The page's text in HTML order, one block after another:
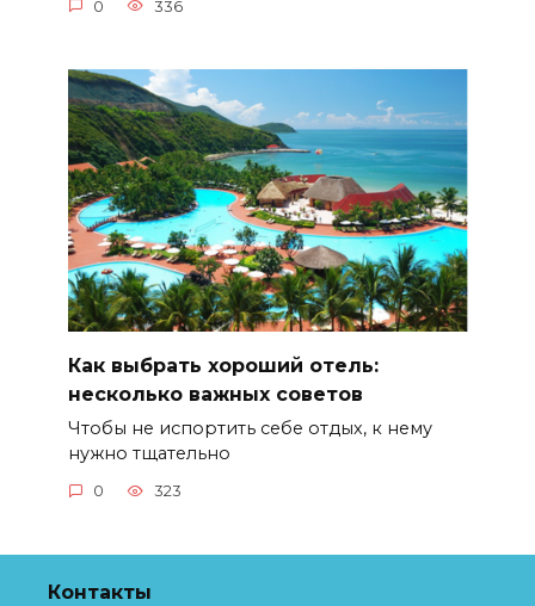
0 336
Как выбрать хороший отель:
несколько важных советов
Чтобы не испортить себе отдых, к нему
нужно тщательно
0 323
Контакты